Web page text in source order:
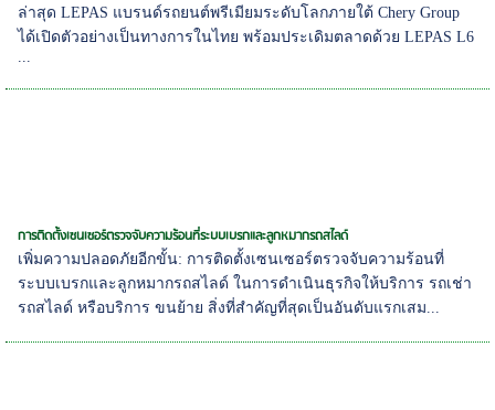
ล่าสุด LEPAS แบรนด์รถยนต์พรีเมียมระดับโลกภายใต้ Chery Group
ได้เปิดตัวอย่างเป็นทางการในไทย พร้อมประเดิมตลาดด้วย LEPAS L6
...
การติดตั้งเซนเซอร์ตรวจจับความร้อนที่ระบบเบรกและลูกหมากรถสไลด์
เพิ่มความปลอดภัยอีกขั้น: การติดตั้งเซนเซอร์ตรวจจับความร้อนที่
ระบบเบรกและลูกหมากรถสไลด์ ในการดำเนินธุรกิจให้บริการ รถเช่า
รถสไลด์ หรือบริการ ขนย้าย สิ่งที่สำคัญที่สุดเป็นอันดับแรกเสม...